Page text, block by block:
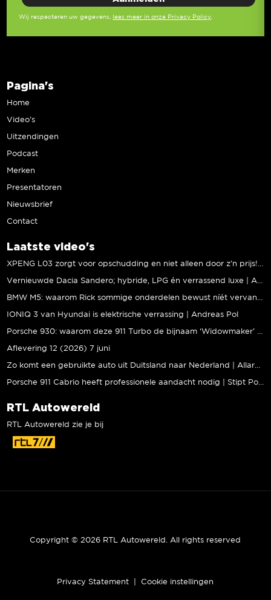
Wij respecteren uw gegevens, lees meer in onze Privacy Policy
Pagina's
Home
Video’s
Uitzendingen
Podcast
Merken
Presentatoren
Nieuwsbrief
Contact
Laatste video's
IONIQ 3 van Hyundai is elektrische verrassing | Andreas Pol
Aflevering 12 (2026) 7 juni
RTL Autowereld
RTL Autowereld zie je bij
Copyright © 2026 RTL Autowereld. All rights reserved
Privacy Statement Cookie instellingen